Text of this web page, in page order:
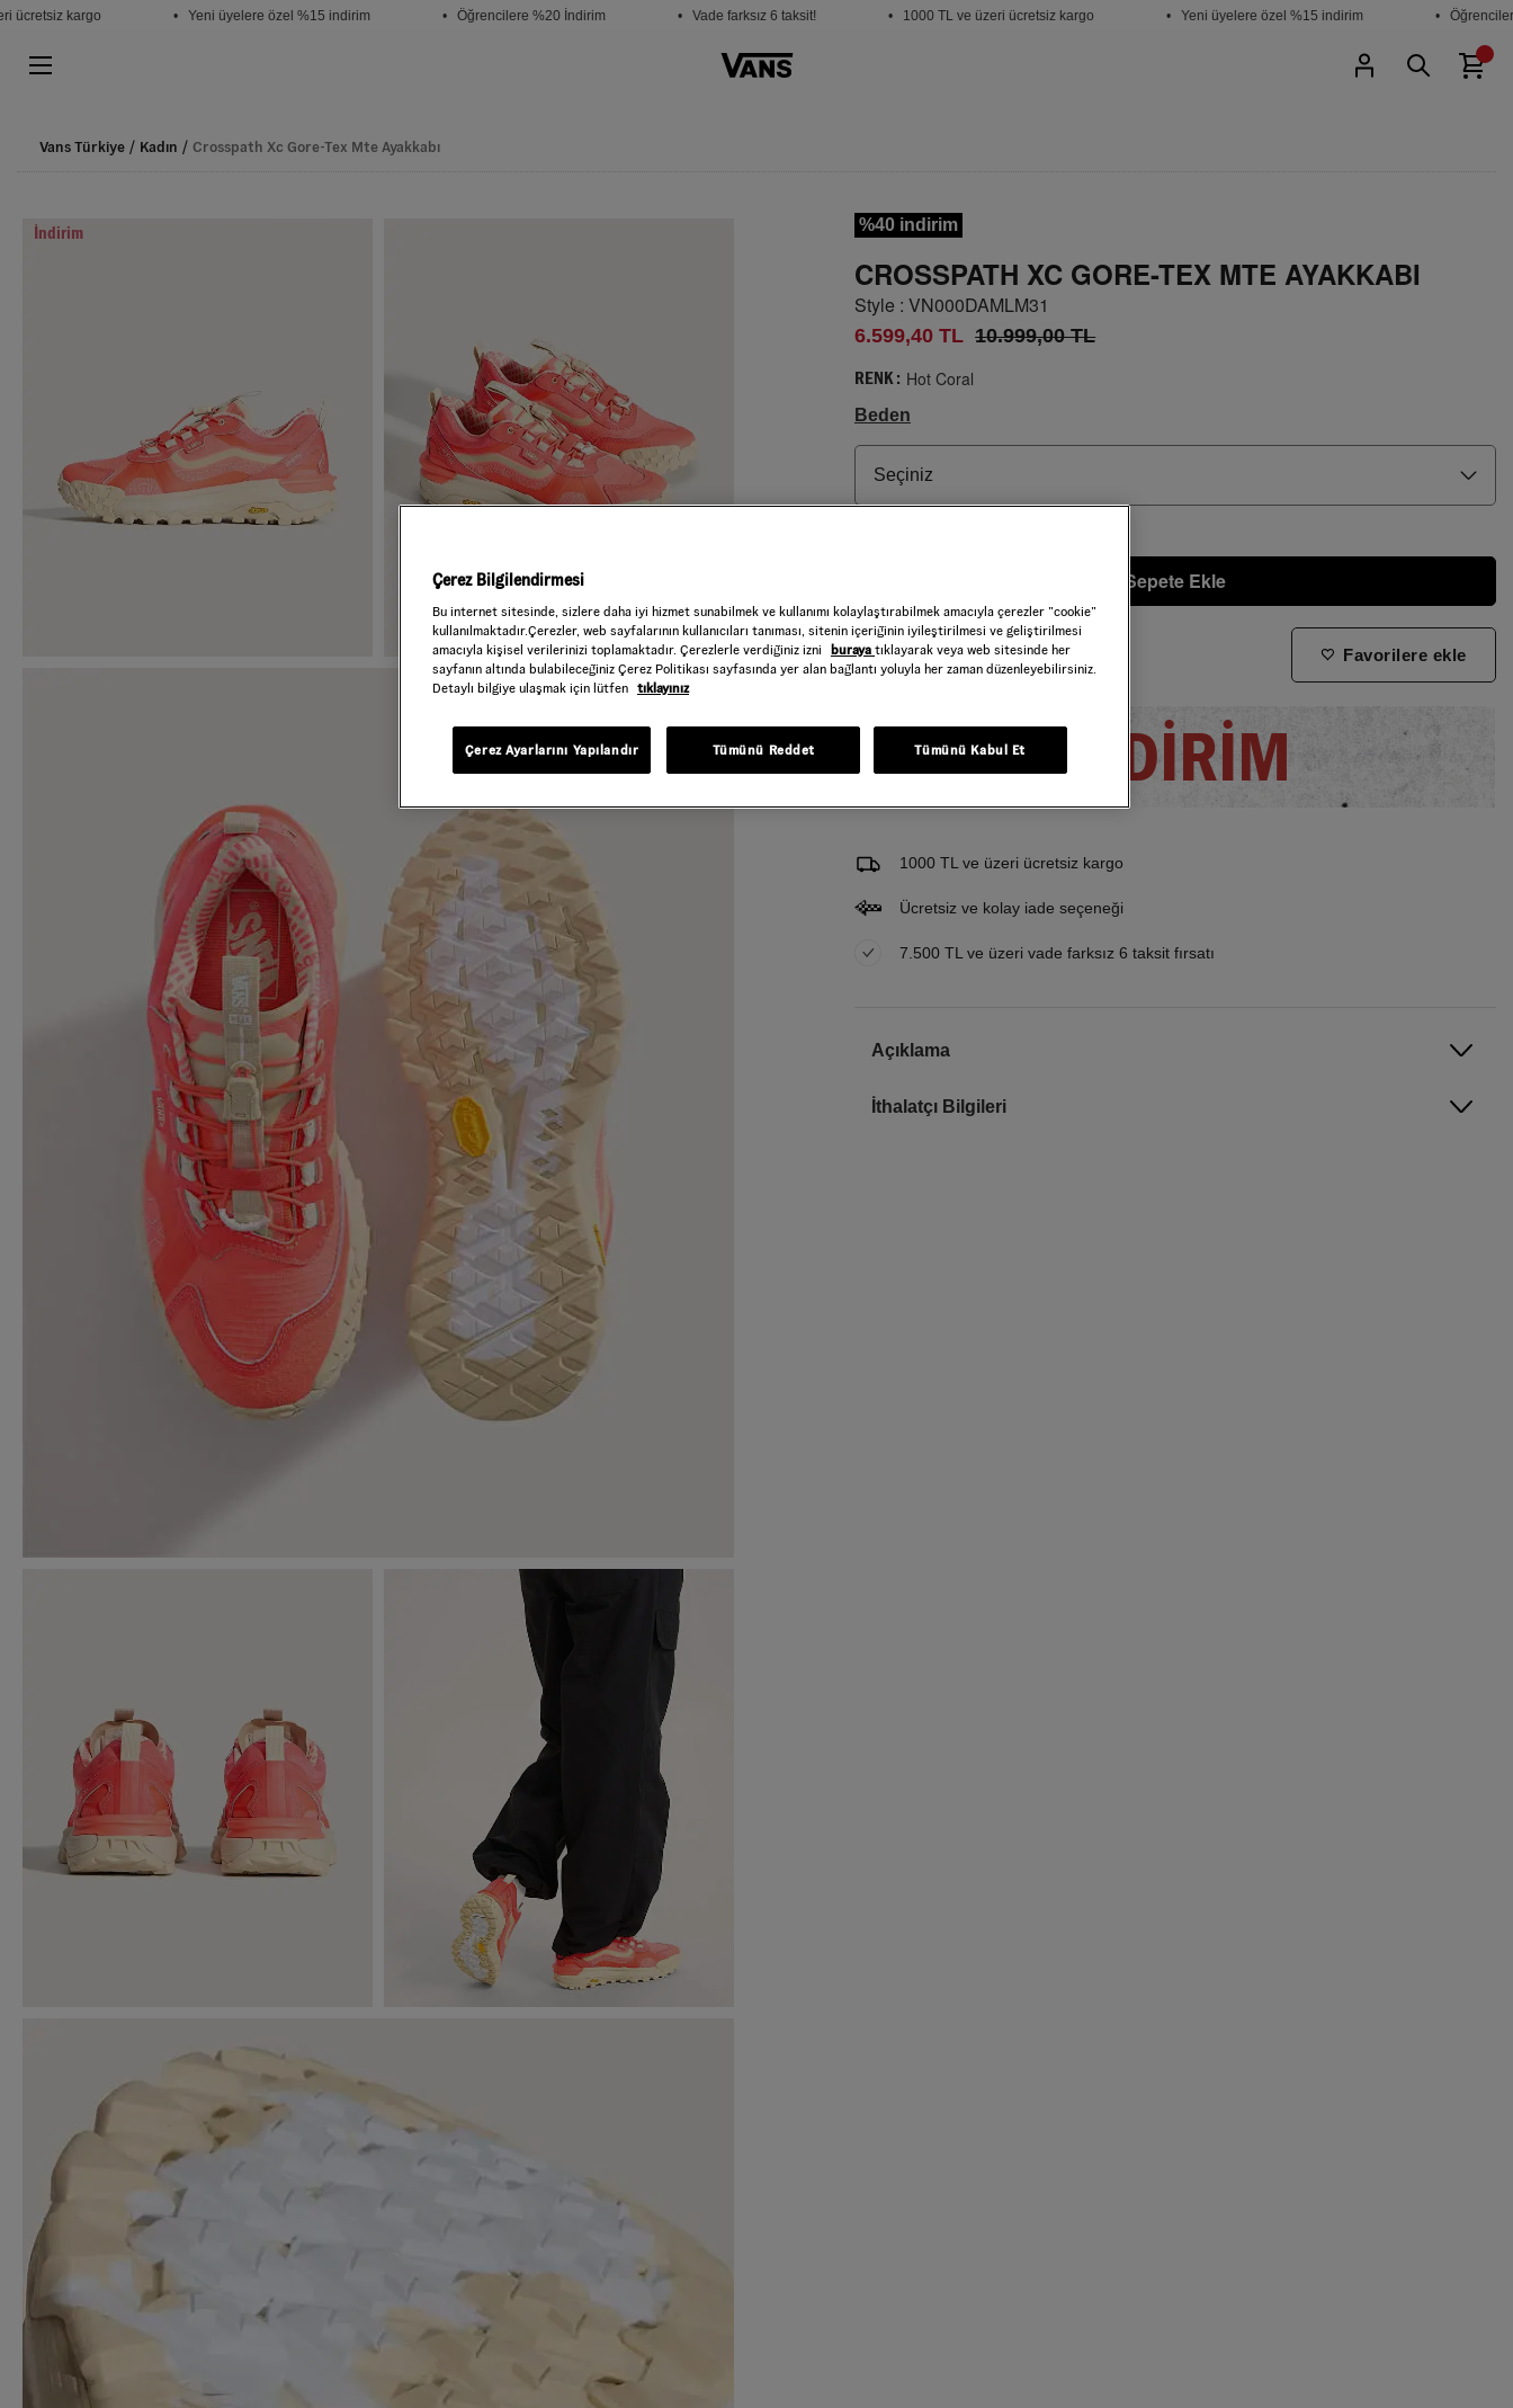
kargo • Yeni üyelere özel %15 indirim • Öğrencilere %20 İndirim • Vade farksız 6 taksit! • 1000 TL ve üzeri ücretsiz kargo • Yeni üyelere özel %15 indirim • Öğrencilere
Vans Türkiye Kadın Crosspath Xc Gore-Tex Mte Ayakkabı
İndirim %40 indirim
CROSSPATH XC GORE-TEX MTE AYAKKABI
Style : VN000DAMLM31
6.599,40 TL 10.999,00 TL
RENK : Hot Coral
Beden
Seçiniz
Sepete Ekle
Gelince Haber Ver
Bu ürünle ilgileniyorum ve ne zaman tekrar stoklara gireceğini bilmek istiyorum
Email Adresi
Favorilere ekle
İNDİRİM
1000 TL ve üzeri ücretsiz kargo
Ücretsiz ve kolay iade seçeneği
7.500 TL ve üzeri vade farksız 6 taksit fırsatı
Açıklama
İthalatçı Bilgileri
Çerez Bilgilendirmesi
Bu internet sitesinde, sizlere daha iyi hizmet sunabilmek ve kullanımı kolaylaştırabilmek amacıyla çerezler ”cookie”
kullanılmaktadır.Çerezler, web sayfalarının kullanıcıları tanıması, sitenin içeriğinin iyileştirilmesi ve geliştirilmesi
amacıyla kişisel verilerinizi toplamaktadır. Çerezlerle verdiğiniz izni
buraya tıklayarak veya web sitesinde her
sayfanın altında bulabileceğiniz Çerez Politikası sayfasında yer alan bağlantı yoluyla her zaman düzenleyebilirsiniz.
Detaylı bilgiye ulaşmak için lütfen tıklayınız
Tümünü Reddet Tümünü Kabul Et
Çerez Ayarlarını Yapılandır